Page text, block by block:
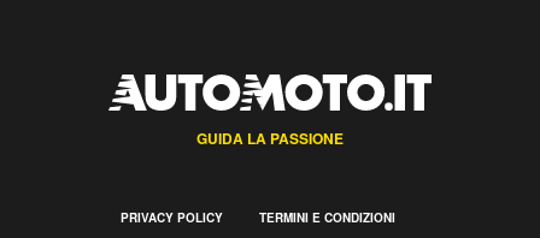
GUIDA LA PASSIONE
PRIVACY POLICY TERMINI E CONDIZIONI